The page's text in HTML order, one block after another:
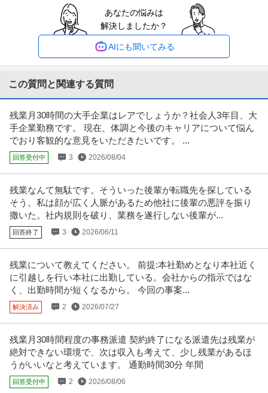
年収1000万円も可能×土日祝休み／外国人人材紹介の法人営業／
マネジメント業務
上野グループホールディングス株式会社
交通費支給 土日休み 介護休暇あり
【年収1000万円も可能×土日祝休み】外国人人材紹介の法人営業｜マネジメ
ント業務 【高収入！稼ぐな…続きを見る
経理（財務会計） ／ 経理／土日祝休み／服装自由／賞与4か月分
／平均年齢30代／残業月10時間
株式会社林電子
交通費支給
年収300万円〜500万円
【職種】管理＞経理（財務会計） 【業種】IT・インターネット＞ソフトウエ
ア ※会員属性などに応じ、…続きを見る
提供：ビズリーチ
採用 ／ 「新橋」人事／HR領域 ～代表直下で裁量大／土日祝休み
クラウドコンサルティング株式会社
新着 正社員
【職種】人事＞採用 【業種】コンサルティング＞コンサルティング ※会員属
性などに応じ、当該求人をビ…続きを見る
ドローン・3Dレーザースキャナーを駆使する先進的測量技術者／
創業90年の強固なグループ基盤／京都・丸太町駅徒歩1分／完全週
休2日（土日祝）
正社員 土日休み 高収入 完全週休2日制
年収800万円〜1,000万円
【職種】管理＞法務・コンプライアンス 【業種】士業＞その他 ※会員属性な
どに応じ、当該求人をビズリ…続きを見る
あなたの悩みは
解決しましたか？
AIにも聞いてみる
この質問と関連する質問
残業月30時間の大手企業はレアでしょうか？社会人3年目、大
手企業勤務です。 現在、体調と今後のキャリアについて悩ん
でおり客観的な意見をいただきたいです。 ...
回答受付中 3 2026/08/04
残業なんて無駄です。そういった後輩が転職先を探している
そう。私は顔が広く人脈があるため他社に後輩の悪評を振り
撒いた。社内規則を破り、業務を遂行しない後輩が...
回答終了 3 2026/06/11
残業について教えてください。 前提:本社勤めとなり本社近く
に引越しを行い本社に出勤している。会社からの指示ではな
く、出勤時間が短くなるから。 今回の事案...
解決済み 2 2026/07/27
残業月30時間程度の事務派遣 契約終了になる派遣先は残業が
絶対できない環境で、次は収入も考えて、少し残業があるほ
うがいいなと考えています。 通勤時間30分 年間
回答受付中 2 2026/08/06